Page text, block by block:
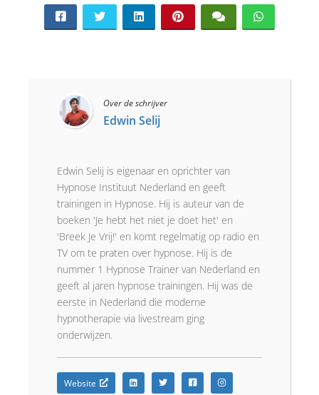
Over de schrijver
Edwin Selij
Edwin Selij is eigenaar en oprichter van
Hypnose Instituut Nederland en geeft
trainingen in Hypnose. Hij is auteur van de
boeken 'Je hebt het niet je doet het' en
'Breek Je Vrij!' en komt regelmatig op radio en
TV om te praten over hypnose. Hij is de
nummer 1 Hypnose Trainer van Nederland en
geeft al jaren hypnose trainingen. Hij was de
eerste in Nederland die moderne
hypnotherapie via livestream ging
onderwijzen.
Website